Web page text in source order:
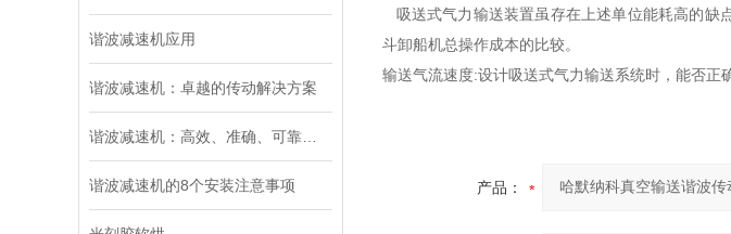
谐波减速机应用
谐波减速机：卓越的传动解决方案
谐波减速机的8个安装注意事项
吸送式气力输送装置虽存在上述单位能耗高的缺
斗卸船机总操作成本的比较。
输送气流速度:设计吸送式气力输送系统时，能否
产品：